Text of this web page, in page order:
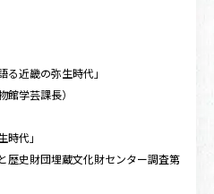
る近畿の弥生時代」
学芸課長）
時代」
歴史財団埋蔵文化財センター調査第